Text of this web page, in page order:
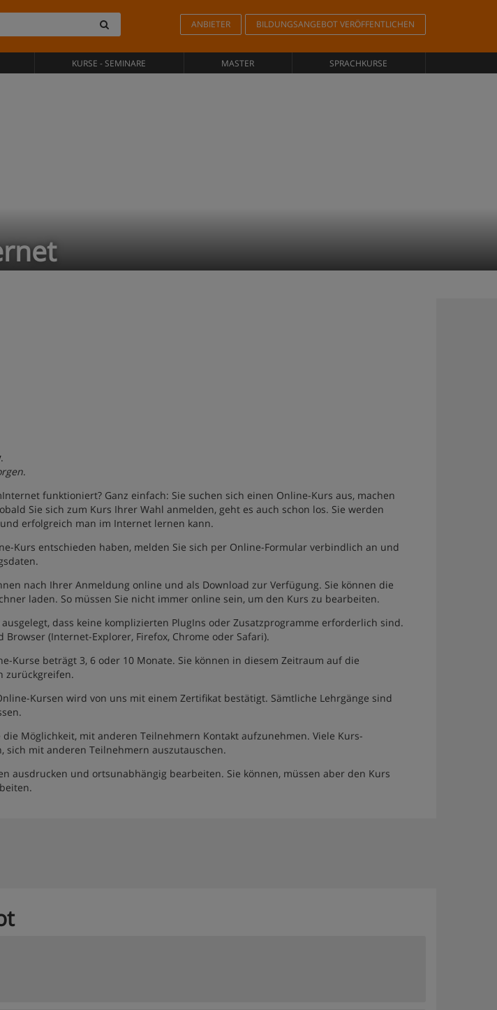
ANBIETER BILDUNGSANGEBOT VERÖFFENTLICHEN
KURSE - SEMINARE MASTER
SPRACHKURSE
.
.
funktioniert? Ganz einfach: Sie suchen sich einen Online-Kurs aus, machen
Sie sich zum Kurs Ihrer Wahl anmelden, geht es auch schon los. Sie werden
erfolgreich man im Internet lernen kann.
Kurs entschieden haben, melden Sie sich per Online-Formular verbindlich an und
nach Ihrer Anmeldung online und als Download zur Verfügung. Sie können die
laden. So müssen Sie nicht immer online sein, um den Kurs zu bearbeiten.
dass keine komplizierten PlugIns oder Zusatzprogramme erforderlich sind.
Browser (Internet-Explorer, Firefox, Chrome oder Safari).
Kurse beträgt 3, 6 oder 10 Monate. Sie können in diesem Zeitraum auf die
zurückgreifen.
Kursen wird von uns mit einem Zertifikat bestätigt. Sämtliche Lehrgänge sind
Möglichkeit, mit anderen Teilnehmern Kontakt aufzunehmen. Viele Kurs-
sich mit anderen Teilnehmern auszutauschen.
ausdrucken und ortsunabhängig bearbeiten. Sie können, müssen aber den Kurs